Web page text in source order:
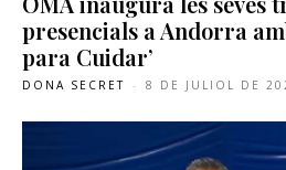
presencials a Andorra
para Cuidar’
DONA SECRET - 8 DE JULIOL DE